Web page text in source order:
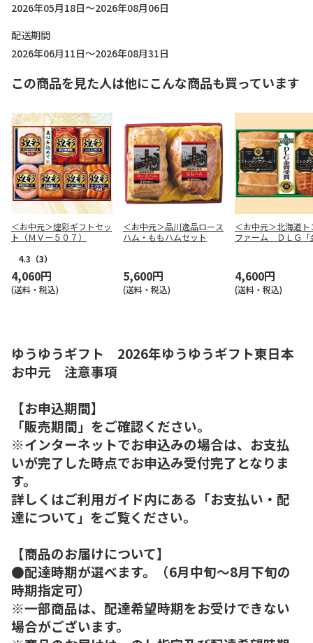
2026年05月18日～2026年08月06日
配送期間
2026年06月11日～2026年08月31日
この商品を見た人は他にこんな商品も買っています
＜お中元＞煌彩ギフトセッ
ト（ＭＶ－５０７）
4.3 （3）
4,060円
(送料・税込)
＜お中元＞品川逸品ロース
ハム・ももハムセット
5,600円
(送料・税込)
＜お中元＞北海道ト
ファーム ＤＬＧ「
4,600円
(送料・税込)
ゆうゆうギフト 2026年ゆうゆうギフト東日本
お中元 注意事項
【お申込期間】
「販売期間」をご確認ください。
※インターネットでお申込みの場合は、お支払
いが完了した時点でお申込み受付完了となりま
す。
詳しくはご利用ガイド内にある「お支払い・配
達について」をご覧ください。
【商品のお届けについて】
●配達時期が選べます。（6月中旬～8月下旬の
時期指定可）
※一部商品は、配達希望時期をお受けできない
場合がございます。